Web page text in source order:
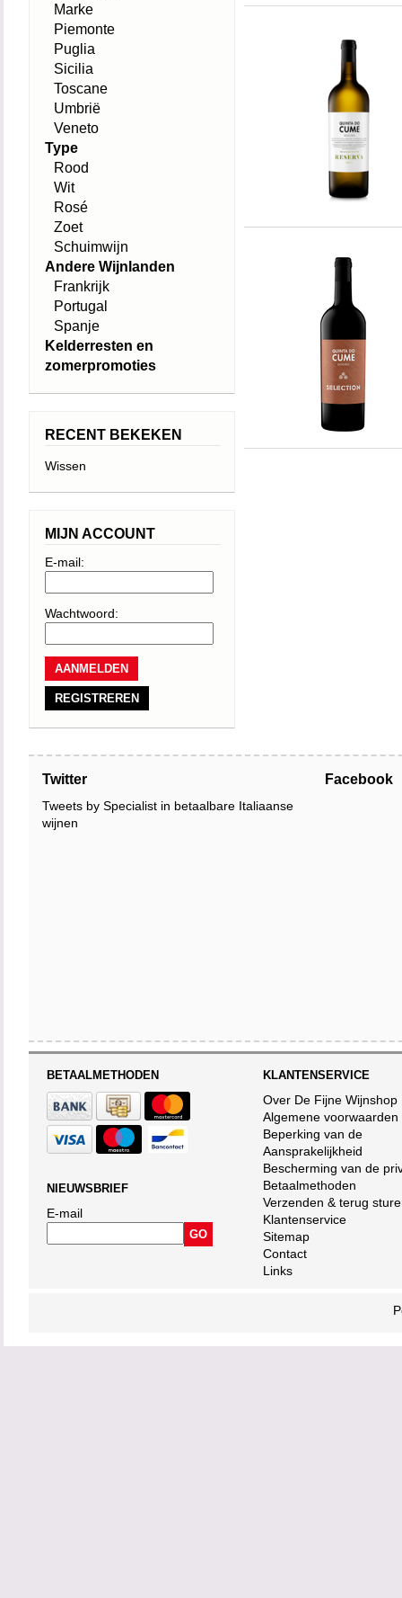
Marke
Piemonte
Puglia
Sicilia
Toscane
Umbrië
Veneto
Type
Rood
Wit
Rosé
Zoet
Schuimwijn
Andere Wijnlanden
Frankrijk
Portugal
Spanje
Kelderresten en
zomerpromoties
RECENT BEKEKEN
Wissen
MIJN ACCOUNT
E-mail:
Wachtwoord:
REGISTREREN
Twitter
Tweets by Specialist in betaalbare Italiaanse
wijnen
Facebook
BETAALMETHODEN
NIEUWSBRIEF
E-mail
KLANTENSERVICE
Over De Fijne Wijnshop
Algemene voorwaarden
Beperking van de
Aansprakelijkheid
Bescherming van de
Betaalmethoden
Verzenden & terug
Klantenservice
Sitemap
Contact
Links